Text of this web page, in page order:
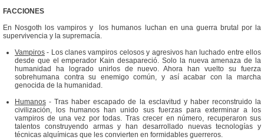
FACCIONES
En Nosgoth los vampiros y los humanos luchan en una guerra brutal por la
supervivencia y la supremacía.
Vampiros - Los clanes vampiros celosos y agresivos han luchado entre ellos
desde que el emperador Kain desapareció. Solo la nueva amenaza de la
humanidad ha logrado unirlos de nuevo. Ahora han vuelto su fuerza
sobrehumana contra su enemigo común, y así acabar con la marcha
genocida de la humanidad.
Humanos - Tras haber escapado de la esclavitud y haber reconstruido la
civilización, los humanos han unido sus fuerzas para exterminar a los
vampiros de una vez por todas. Tras crecer en número, recuperaron sus
talentos construyendo armas y han desarrollado nuevas tecnologías y
técnicas alquímicas que les convierten en formidables guerreros.